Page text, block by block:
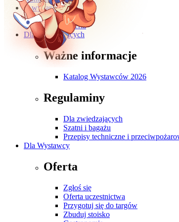
O wydarzeniu
O targach
Galeria
Dla Zwiedzających
Ważne informacje
Katalog Wystawców 2026
Regulaminy
Dla zwiedzających
Szatni i bagażu
Przepisy techniczne i
Dla Wystawcy
Oferta
Zgłoś się
Oferta uczestnictwa
Przygotuj się do targów
Zbuduj stoisko